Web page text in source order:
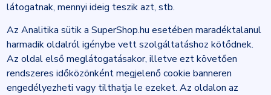
látogatnak, mennyi ideig teszik azt, stb.
Az Analitika sütik a SuperShop.hu esetében maradéktalanul
harmadik oldalról igénybe vett szolgáltatáshoz kötődnek.
Az oldal első meglátogatásakor, illetve ezt követően
rendszeres időközönként megjelenő cookie banneren
engedélyezheti vagy tilthatja le ezeket. Az oldalon az